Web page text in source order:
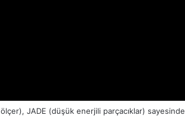
ölçer), JADE (düşük enerjili parçacıklar) sayesinde